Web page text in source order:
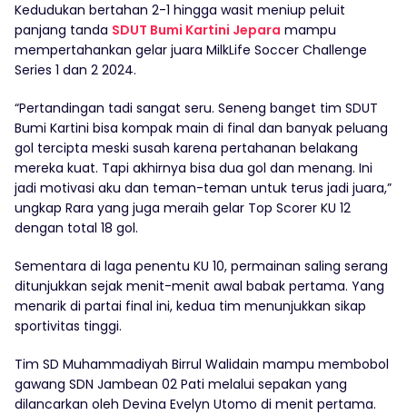
Kedudukan bertahan 2-1 hingga wasit meniup peluit
panjang tanda SDUT Bumi Kartini Jepara mampu
mempertahankan gelar juara MilkLife Soccer Challenge
Series 1 dan 2 2024.
“Pertandingan tadi sangat seru. Seneng banget tim SDUT
Bumi Kartini bisa kompak main di final dan banyak peluang
gol tercipta meski susah karena pertahanan belakang
mereka kuat. Tapi akhirnya bisa dua gol dan menang. Ini
jadi motivasi aku dan teman-teman untuk terus jadi juara,”
ungkap Rara yang juga meraih gelar Top Scorer KU 12
dengan total 18 gol.
Sementara di laga penentu KU 10, permainan saling serang
ditunjukkan sejak menit-menit awal babak pertama. Yang
menarik di partai final ini, kedua tim menunjukkan sikap
sportivitas tinggi.
Tim SD Muhammadiyah Birrul Walidain mampu membobol
gawang SDN Jambean 02 Pati melalui sepakan yang
dilancarkan oleh Devina Evelyn Utomo di menit pertama.